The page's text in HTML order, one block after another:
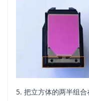
5. 把立方体的两半组合